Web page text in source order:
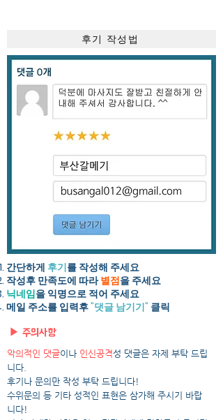
후기 작성법
간단하게 후기를 작성해 주세요​
작성후 만족도에 따라별점을 주세요
닉네임을 익명으로 적어 주세요
​메일 주소를 입력후"댓글 남기기" 클릭
▶ 주의사항
악의적인 댓글이나 인신공격성 댓글은 자제 부탁 드립
니다.
후기나 문의만 작성 부탁 드립니다!
수위문의 등 기타 성적인 표현은 삼가해 주시기 바랍
니다!